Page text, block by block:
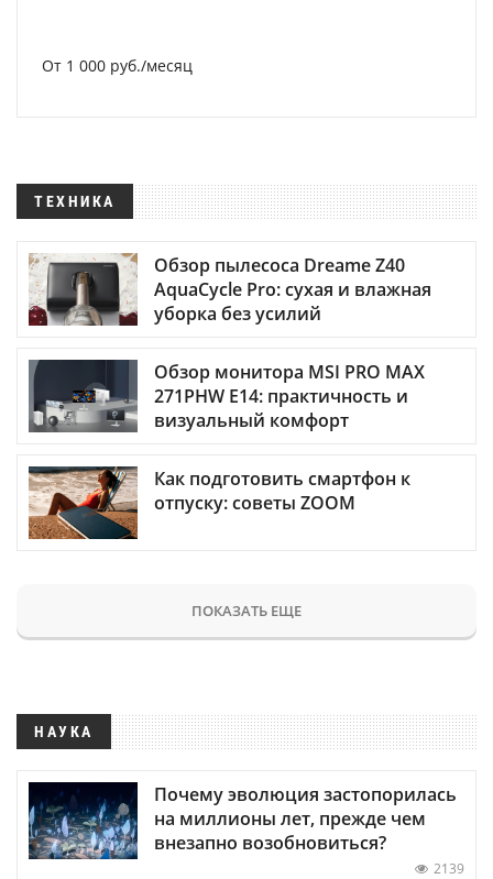
От 1 000 руб./месяц
ТЕХНИКА
Обзор пылесоса Dreame Z40
AquaCycle Pro: сухая и влажная
уборка без усилий
Обзор монитора MSI PRO MAX
271PHW E14: практичность и
визуальный комфорт
Как подготовить смартфон к
отпуску: советы ZOOM
ПОКАЗАТЬ ЕЩЕ
НАУКА
Почему эволюция застопорилась
на миллионы лет, прежде чем
внезапно возобновиться?
2139